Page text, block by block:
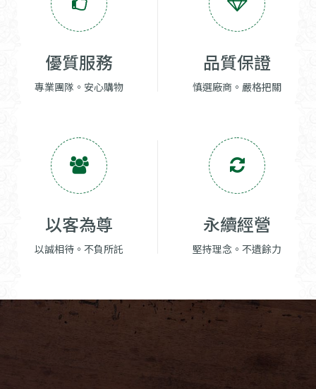
優質服務
專業團隊。安心購物
品質保證
慎選廠商。嚴格把關
以客為尊
以誠相待。不負所託
永續經營
堅持理念。不遺餘力